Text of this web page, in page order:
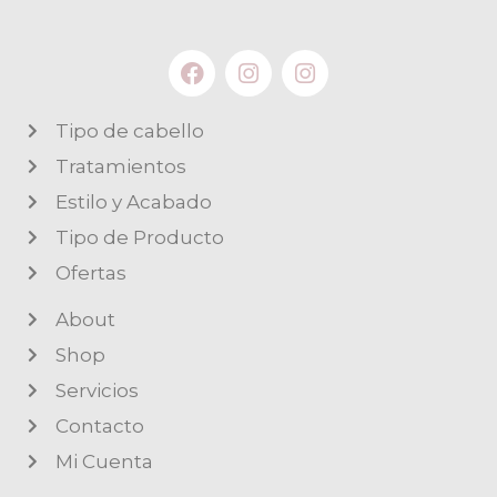
Tipo de cabello
Tratamientos
Estilo y Acabado
Tipo de Producto
Ofertas
About
Shop
Servicios
Contacto
Mi Cuenta